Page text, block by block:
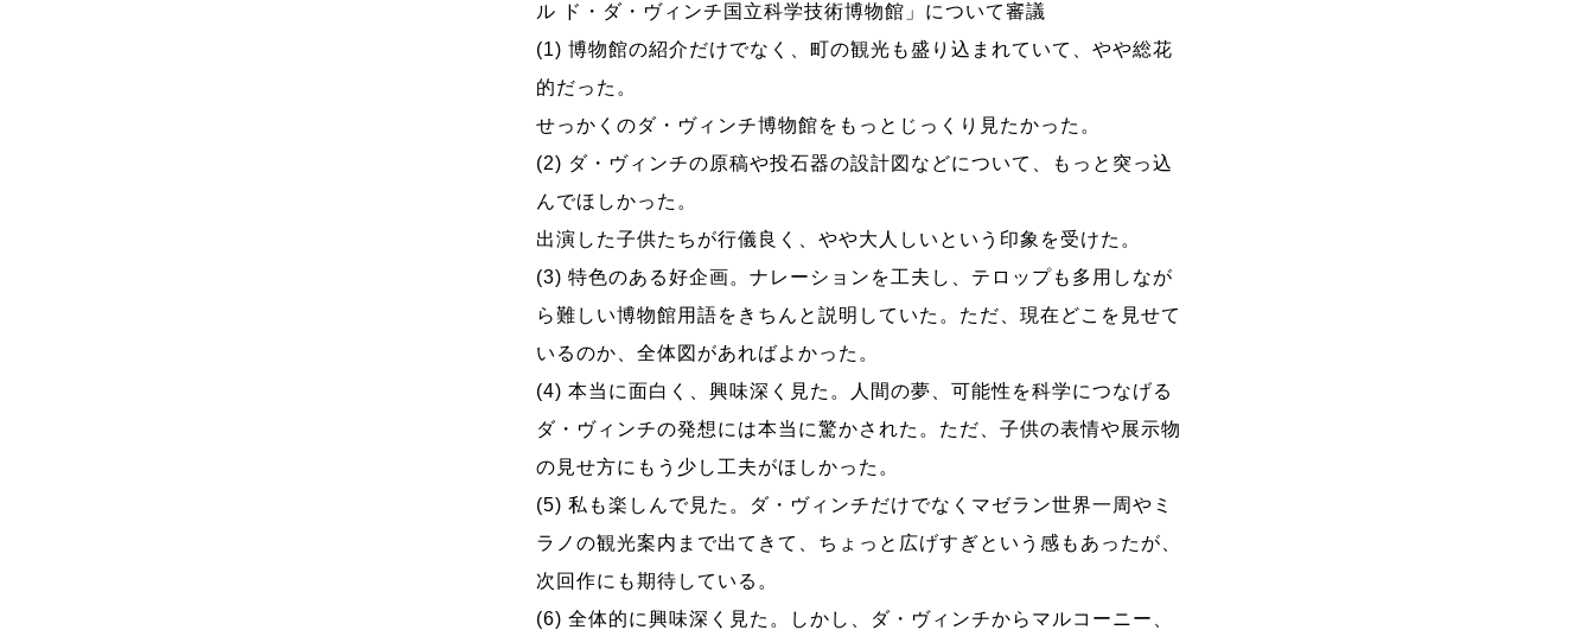
ル ド・ダ・ヴィンチ国立科学技術博物館」について審議
(1) 博物館の紹介だけでなく、町の観光も盛り込まれていて、やや総花
的だった。
せっかくのダ・ヴィンチ博物館をもっとじっくり見たかった。
(2) ダ・ヴィンチの原稿や投石器の設計図などについて、もっと突っ込
んでほしかった。
出演した子供たちが行儀良く、やや大人しいという印象を受けた。
(3) 特色のある好企画。ナレーションを工夫し、テロップも多用しなが
ら難しい博物館用語をきちんと説明していた。ただ、現在どこを見せて
いるのか、全体図があればよかった。
(4) 本当に面白く、興味深く見た。人間の夢、可能性を科学につなげる
ダ・ヴィンチの発想には本当に驚かされた。ただ、子供の表情や展示物
の見せ方にもう少し工夫がほしかった。
(5) 私も楽しんで見た。ダ・ヴィンチだけでなくマゼラン世界一周やミ
ラノの観光案内まで出てきて、ちょっと広げすぎという感もあったが、
次回作にも期待している。
(6) 全体的に興味深く見た。しかし、ダ・ヴィンチからマルコーニー、